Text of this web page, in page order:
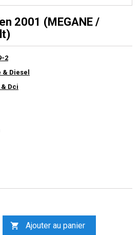
2001 (MEGANE /
2
Diesel
& Dci
 Ajouter au panier